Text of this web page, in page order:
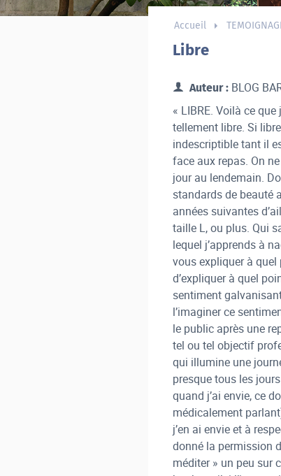
Accueil
Libre
Auteur : BLOG
« LIBRE. Voilà ce
tellement libre. Si
indescriptible tant il
face aux repas. On
jour au lendemain.
standards de beauté
années suivantes
taille L, ou plus. Qui
lequel j’apprends à
vous expliquer à quel
d’expliquer à quel
sentiment
l’imaginer ce
le public après une
tel ou tel objectif
qui illumine une
presque tous les
quand j’ai envie, ce
médicalement
j’en ai envie et à
donné la permission
méditer » un peu sur